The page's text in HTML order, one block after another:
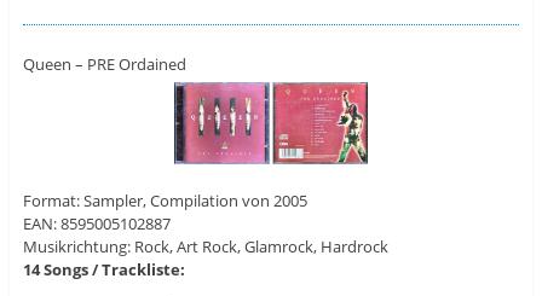
Queen – PRE Ordained
Format: Sampler, Compilation von 2005
EAN: 8595005102887
Musikrichtung: Rock, Art Rock, Glamrock, Hardrock
14 Songs / Trackliste: